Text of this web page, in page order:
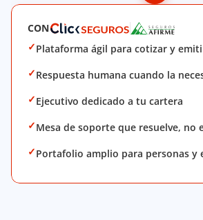
CON
✓Plataforma ágil para cotizar y
✓Respuesta humana cuando la
✓Ejecutivo dedicado a tu cartera
✓Mesa de soporte que resuelve, no
✓Portafolio amplio para personas y